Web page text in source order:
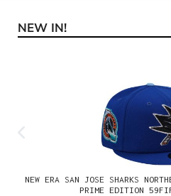
Produktgalerie überspringen
NEW IN!
NEW ERA SAN JOSE SHARKS
PRIME EDITION